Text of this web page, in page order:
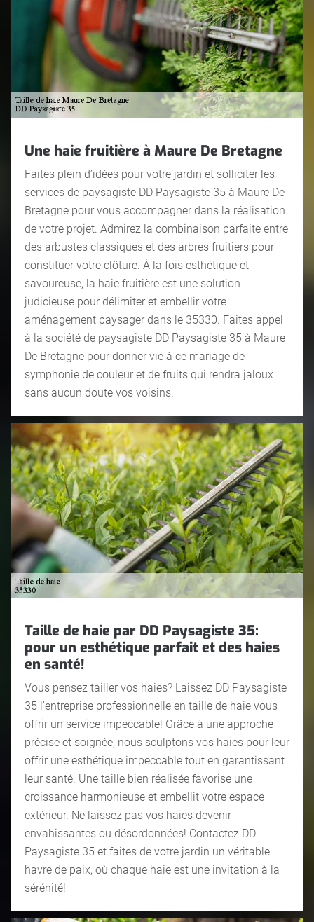
Une haie fruitière à Maure De Bretagne
Faites plein d’idées pour votre jardin et solliciter les
services de paysagiste DD Paysagiste 35 à Maure De
Bretagne pour vous accompagner dans la réalisation
de votre projet. Admirez la combinaison parfaite entre
des arbustes classiques et des arbres fruitiers pour
constituer votre clôture. À la fois esthétique et
savoureuse, la haie fruitière est une solution
judicieuse pour délimiter et embellir votre
aménagement paysager dans le 35330. Faites appel
à la société de paysagiste DD Paysagiste 35 à Maure
De Bretagne pour donner vie à ce mariage de
symphonie de couleur et de fruits qui rendra jaloux
sans aucun doute vos voisins.
Taille de haie par DD Paysagiste 35:
pour un esthétique parfait et des haies
en santé!
Vous pensez tailler vos haies? Laissez DD Paysagiste
35 l'entreprise professionnelle en taille de haie vous
offrir un service impeccable! Grâce à une approche
précise et soignée, nous sculptons vos haies pour leur
offrir une esthétique impeccable tout en garantissant
leur santé. Une taille bien réalisée favorise une
croissance harmonieuse et embellit votre espace
extérieur. Ne laissez pas vos haies devenir
envahissantes ou désordonnées! Contactez DD
Paysagiste 35 et faites de votre jardin un véritable
havre de paix, où chaque haie est une invitation à la
sérénité!